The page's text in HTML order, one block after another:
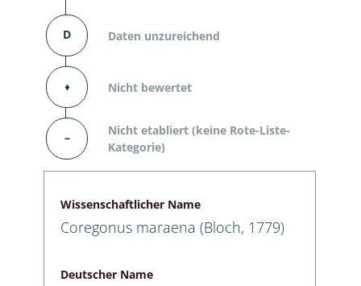
D Daten unzureichend
⬧ Nicht bewertet
–
Nicht etabliert (keine Rote-Liste-
Kategorie)
Wissenschaftlicher Name
Coregonus maraena (Bloch, 1779)
Deutscher Name